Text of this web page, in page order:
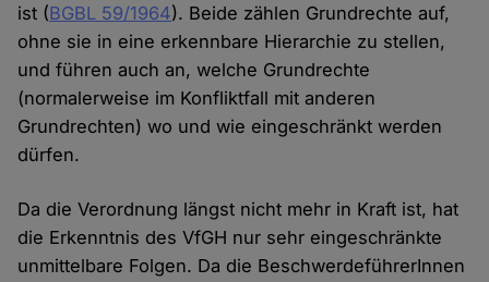
ist (BGBL 59/1964). Beide zählen Grundrechte auf,
ohne sie in eine erkennbare Hierarchie zu stellen,
und führen auch an, welche Grundrechte
(normalerweise im Konfliktfall mit anderen
Grundrechten) wo und wie eingeschränkt werden
dürfen.
Da die Verordnung längst nicht mehr in Kraft ist, hat
die Erkenntnis des VfGH nur sehr eingeschränkte
unmittelbare Folgen. Da die BeschwerdeführerInnen